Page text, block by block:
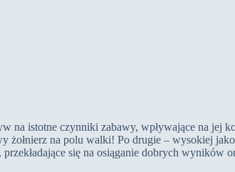
na istotne czynniki zabawy, wpływające na
żołnierz na polu walki! Po drugie – wysokiej
się na osiąganie dobrych wyników